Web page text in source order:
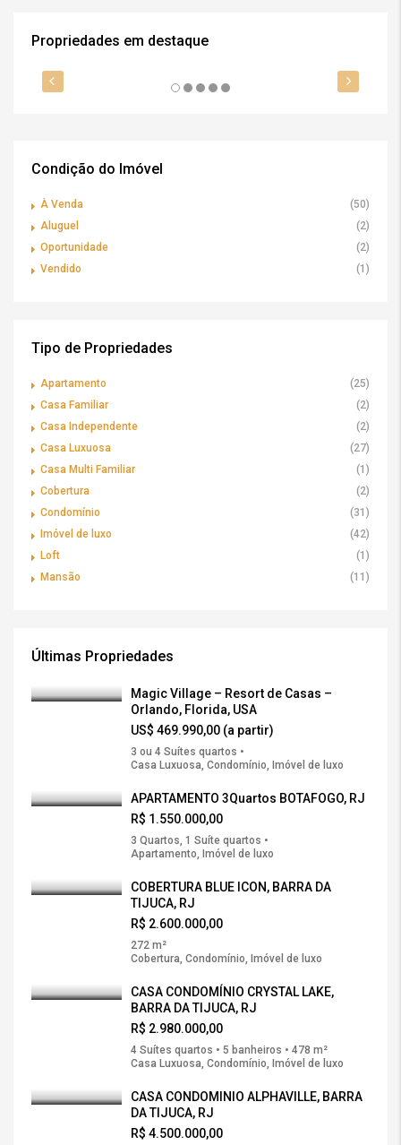
Propriedades em destaque
DESTAQUE À VENDA EUA
US$ 469.990,00 (a partir)
Condição do Imóvel
À Venda
(50)
Aluguel
(2)
Oportunidade
(2)
Vendido
(1)
Tipo de Propriedades
Apartamento
(25)
Casa Familiar
(2)
Casa Independente
(2)
Casa Luxuosa
(27)
Casa Multi Familiar
(1)
Cobertura
(2)
Condomínio
(31)
Imóvel de luxo
(42)
Loft
(1)
Mansão
(11)
Últimas Propriedades
Magic Village – Resort de Casas –
Orlando, Florida, USA
US$ 469.990,00 (a partir)
3 ou 4 Suítes quartos •
Casa Luxuosa, Condomínio, Imóvel de luxo
APARTAMENTO 3Quartos BOTAFOGO, RJ
R$ 1.550.000,00
3 Quartos, 1 Suíte quartos •
Apartamento, Imóvel de luxo
COBERTURA BLUE ICON, BARRA DA
TIJUCA, RJ
R$ 2.600.000,00
272 m²
Cobertura, Condomínio, Imóvel de luxo
CASA CONDOMÍNIO CRYSTAL LAKE,
BARRA DA TIJUCA, RJ
R$ 2.980.000,00
4 Suítes quartos • 5 banheiros • 478 m²
Casa Luxuosa, Condomínio, Imóvel de luxo
CASA CONDOMINIO ALPHAVILLE, BARRA
DA TIJUCA, RJ
R$ 4.500.000,00